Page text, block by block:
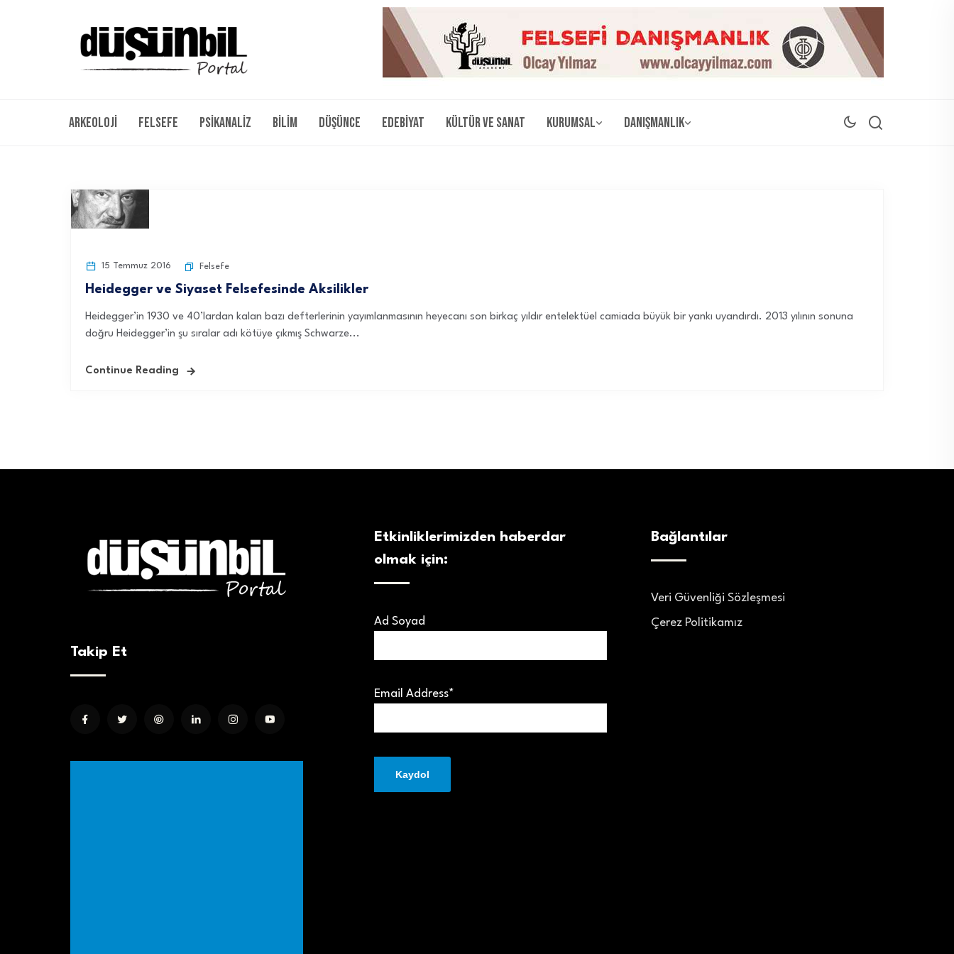
Arkeoloji Felsefe Psikanaliz Bilim Düşünce Edebiyat Kültür ve Sanat Kurumsal Danışmanlık
15 Temmuz 2016 Felsefe
Heidegger ve Siyaset Felsefesinde Aksilikler
Heidegger’in 1930 ve 40’lardan kalan bazı defterlerinin yayımlanmasının heyecanı son birkaç yıldır entelektüel camiada büyük bir yankı uyandırdı. 2013 yılının sonuna
doğru Heidegger’in şu sıralar adı kötüye çıkmış Schwarze...
Continue Reading
Takip Et
Etkinliklerimizden haberdar
olmak için:
Ad Soyad
Email Address*
Bağlantılar
Veri Güvenliği Sözleşmesi
Çerez Politikamız